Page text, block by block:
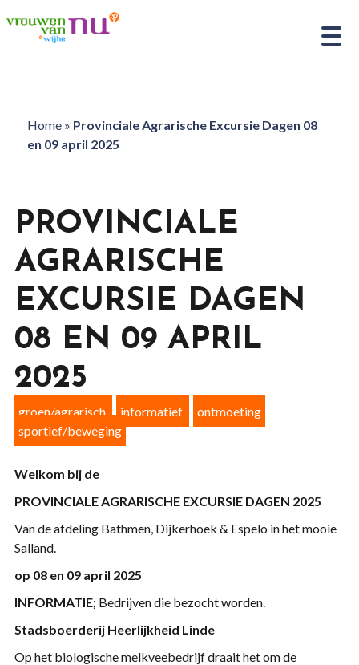
Home» Provinciale Agrarische Excursie Dagen 08
en 09 april 2025
PROVINCIALE
AGRARISCHE
EXCURSIE DAGEN
08 EN 09 APRIL
2025
groen/agrarisch informatief
ontmoeting
sportief/beweging
Welkom bij de
PROVINCIALE AGRARISCHE EXCURSIE DAGEN 2025
Van de afdeling Bathmen, Dijkerhoek & Espelo in het mooie
Salland.
op 08 en 09 april 2025
INFORMATIE;Bedrijven die bezocht worden.
Stadsboerderij Heerlijkheid Linde
Op het biologische melkveebedrijf draait het om de